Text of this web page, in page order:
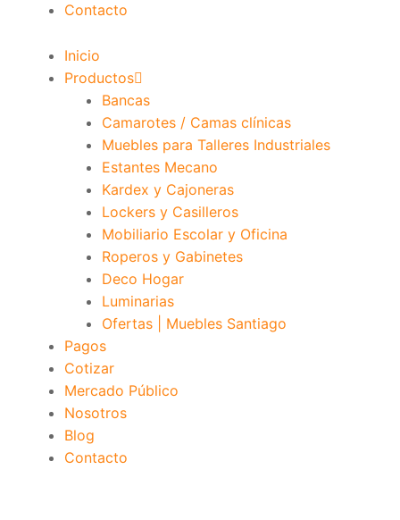
Contacto
Inicio
Productos
Bancas
Camarotes / Camas clínicas
Muebles para Talleres Industriales
Estantes Mecano
Kardex y Cajoneras
Lockers y Casilleros
Mobiliario Escolar y Oficina
Roperos y Gabinetes
Deco Hogar
Luminarias
Ofertas | Muebles Santiago
Pagos
Cotizar
Mercado Público
Nosotros
Blog
Contacto